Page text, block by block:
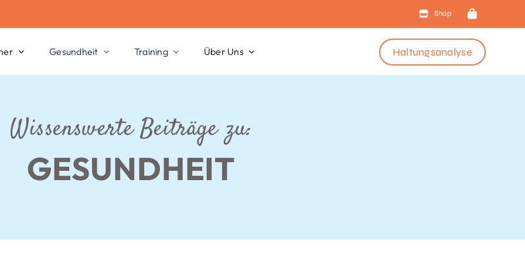
Shop
Gesundheit Training Über Uns Haltungsanalyse
Wissenswerte Beiträge zu:
GESUNDHEIT